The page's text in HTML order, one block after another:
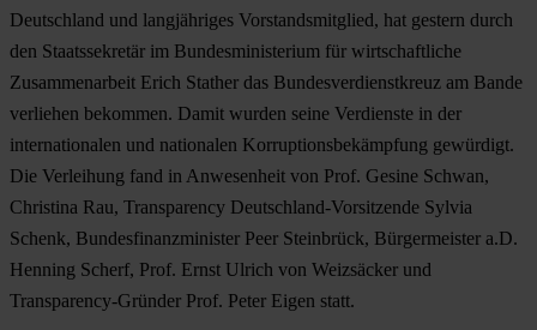
Deutschland und langjähriges Vorstandsmitglied, hat gestern durch
den Staatssekretär im Bundesministerium für wirtschaftliche
Zusammenarbeit Erich Stather das Bundesverdienstkreuz am Bande
verliehen bekommen. Damit wurden seine Verdienste in der
internationalen und nationalen Korruptionsbekämpfung gewürdigt.
Die Verleihung fand in Anwesenheit von Prof. Gesine Schwan,
Christina Rau, Transparency Deutschland-Vorsitzende Sylvia
Schenk, Bundesfinanzminister Peer Steinbrück, Bürgermeister a.D.
Henning Scherf, Prof. Ernst Ulrich von Weizsäcker und
Transparency-Gründer Prof. Peter Eigen statt.